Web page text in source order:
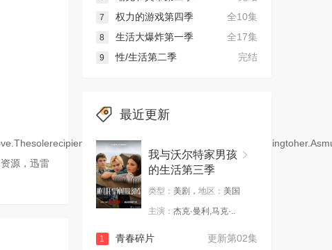
源，迅雷
全10集
7
权力的游戏第四季
全17集
8
生活大爆炸第一季
完结
9 性/生活第二季
最近更新
我与沃尔特家男孩
的生活第三季
类型： 美剧， 地区： 美国
主演： 杰克·曼利,马克·..
更新第02集
1
青春碎片